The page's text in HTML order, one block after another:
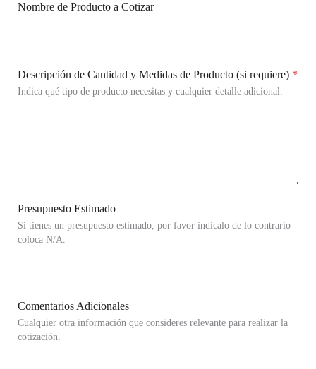
Nombre de Producto a Cotizar
Descripción de Cantidad y Medidas de Producto (si requiere) *
Indica qué tipo de producto necesitas y cualquier detalle adicional.
Presupuesto Estimado
Si tienes un presupuesto estimado, por favor indícalo de lo contrario
coloca N/A.
Comentarios Adicionales
Cualquier otra información que consideres relevante para realizar la
cotización.